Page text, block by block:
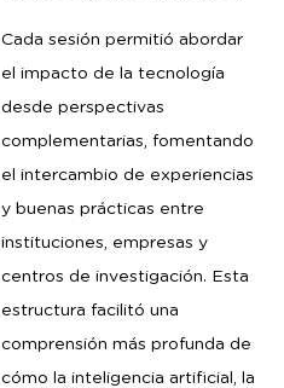
Cada sesión permitió abordar
el impacto de la tecnología
desde perspectivas
complementarias, fomentando
el intercambio de experiencias
y buenas prácticas entre
instituciones, empresas y
centros de investigación. Esta
estructura facilitó una
comprensión más profunda de
cómo la inteligencia artificial, la